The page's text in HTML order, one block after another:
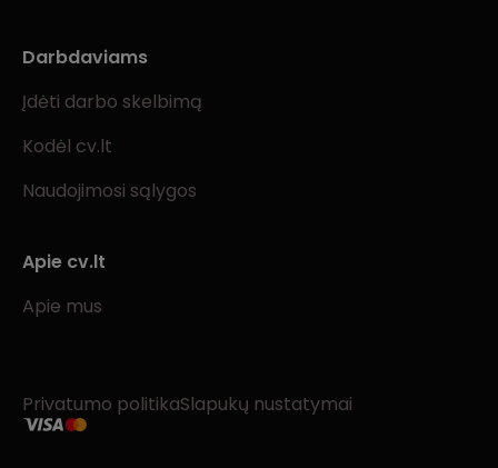
Darbdaviams
Įdėti darbo skelbimą
Kodėl cv.lt
Naudojimosi sąlygos
Apie cv.lt
Apie mus
Privatumo politikaSlapukų nustatymai